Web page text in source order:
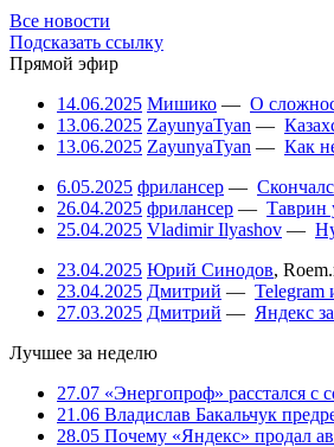
Все новости
Подсказать ссылку
Прямой эфир
14.06.2025 Мишико — О
13.06.2025 ZayunyaTyan —
13.06.2025 ZayunyaTyan — Как
6.05.2025 фрилансер —
26.04.2025 фрилансер — Таврин
25.04.2025 Vladimir Ilyashov —
23.04.2025 Юрий Синодов,
23.04.2025 Дмитрий — Telegram
27.03.2025 Дмитрий — Яндекс
Лучшее за неделю
27.07 «Энергопроф» расстался с
21.06 Владислав Бакальчук
28.05 Почему «Яндекс» продал